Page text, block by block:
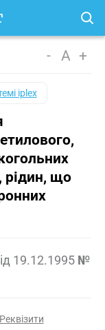
- A +
iplex
рідин, що
19.12.1995 №
Реквізити